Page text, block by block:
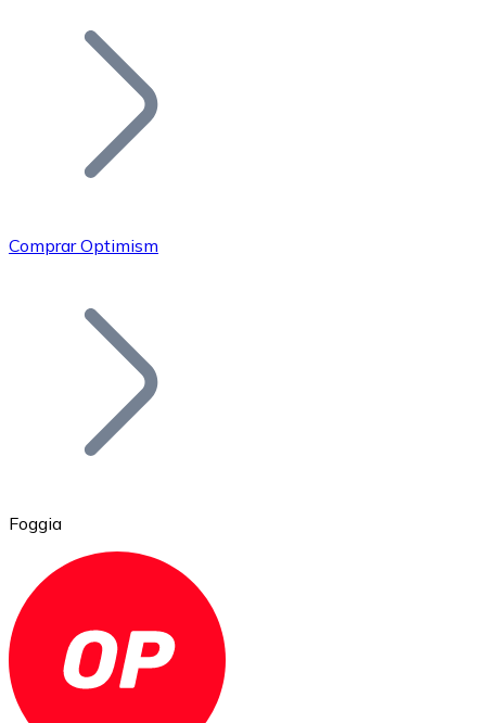
Añade tu proyecto a nuestro ecosistema.
Bitcoin
Ethereum
ETH
Comprar Optimism
Foggia